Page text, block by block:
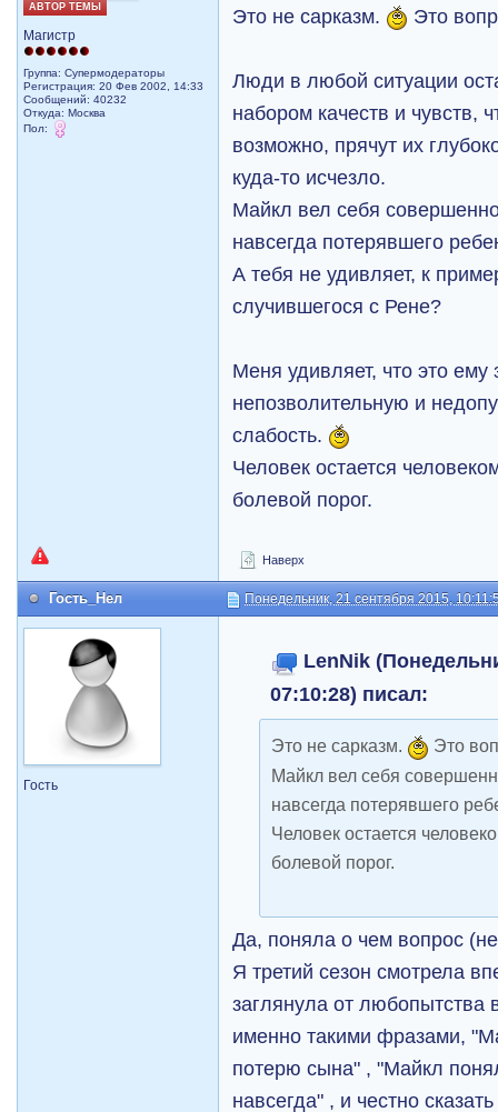
АВТОР ТЕМЫ
Магистр
Группа: Супермодераторы
Регистрация: 20 Фев 2002, 14:33
Сообщений: 40232
Откуда: Москва
Пол:
Это не сарказм. Это
Люди в любой ситуации
набором качеств и чувств,
возможно, прячут их
куда-то исчезло.
Майкл вел себя
навсегда потерявшего
А тебя не удивляет, к
случившегося с Рене?
Меня удивляет, что это
непозволительную и
слабость.
Человек остается
болевой порог.
Наверх
Гость_Нел Понедельник, 21 сентября 2015,
Гость
LenNik
07:10:28) писал:
Это не сарказм.
Это
Майкл вел себя
навсегда потерявшего
Человек остается
болевой порог.
Да, поняла о чем вопрос
Я третий сезон смотрела
заглянула от любопытства
именно такими фразами,
потерю сына" , "Майкл
навсегда" , и честно